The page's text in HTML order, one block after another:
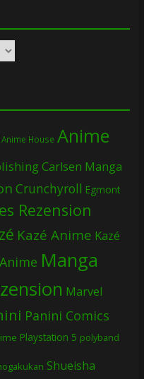
Anime House Anime
Carlsen Manga
Crunchyroll Egmont
Rezension
Kazé Anime Kazé
Manga
Marvel
Panini Comics
Playstation 5 polyband
Shueisha